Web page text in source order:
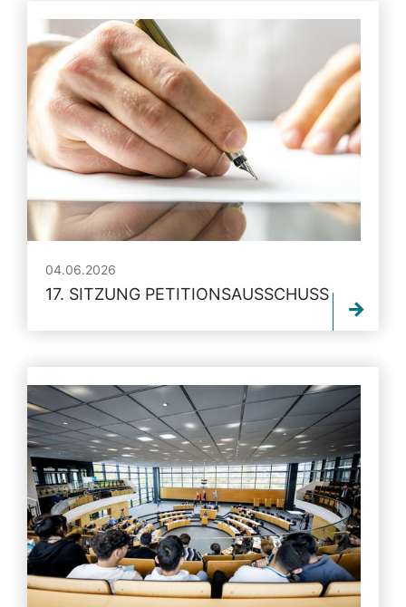
04.06.2026
17. SITZUNG PETITIONSAUSSCHUSS